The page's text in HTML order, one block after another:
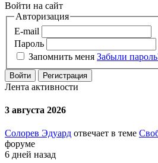
Войти на сайт
Авторизация
E-mail
Пароль
Запомнить меня Забыли
Войти Регистрация
Лента активности
3 августа 2026
Солорев Эдуард отвечает в теме
форуме
6 дней назад